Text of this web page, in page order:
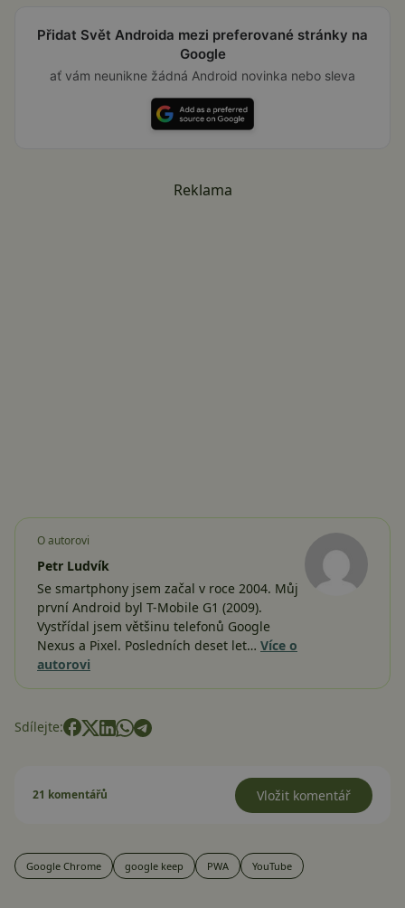
Přidat Svět Androida mezi preferované stránky na
Google
ať vám neunikne žádná Android novinka nebo sleva
Reklama
O autorovi
Petr Ludvík
Se smartphony jsem začal v roce 2004. Můj
první Android byl T-Mobile G1 (2009).
Vystřídal jsem většinu telefonů Google
Nexus a Pixel. Posledních deset let… Více o
autorovi
Sdílejte:
21 komentářů Vložit komentář
Google Chrome google keep PWA YouTube